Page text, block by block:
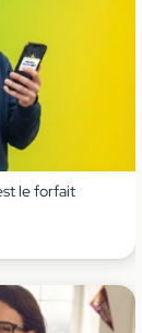
le forfait